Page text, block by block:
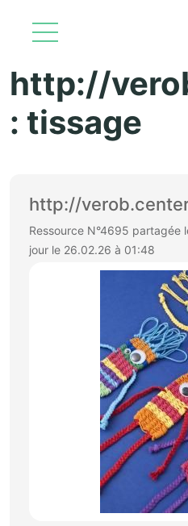
http://
: tissage
http://
Ressource N°4695 partagée
jour le 26.02.26 à 01:48